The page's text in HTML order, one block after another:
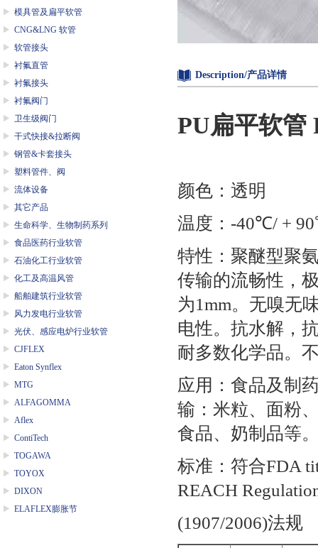
模具管及扁平软管
CNG&LNG 软管
软管接头
衬氟直管
衬氟接头
衬氟阀门
卫生级阀门
干式快接&拉断阀
钢管&卡套接头
塑料管件、阀
流体设备
其它产品
生命科学、生物制药系列
食品医药行业软管
石油化工行业软管
化工及高温风管
船舶建筑行业软管
风力发电行业软管
光伏、感应电炉行业软管
CJFLEX
Eaton Synflex
MTG
ALFAGOMMA
Aflex
ContiTech
TOGAWA
TOYOX
DIXON
ELAFLEX膨胀节
Description/产品详情
PU扁平软管
颜色：透明
温度： -40℃/ + 90
特性：聚醚型聚
传输的流畅性，
为1mm。无嗅无
电性。抗水解，
耐多数化学品。
应用：食品及制
输：米粒、面粉
食品、奶制品等
标准：符合FDA
REACH
(1907/2006)法规